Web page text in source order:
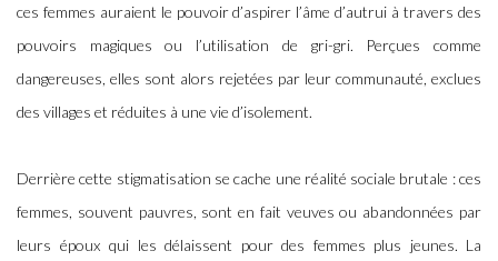
ces femmes auraient le pouvoir d’aspirer l’âme d’autrui à travers des
pouvoirs magiques ou l’utilisation de gri-gri. Perçues comme
dangereuses, elles sont alors rejetées par leur communauté, exclues
des villages et réduites à une vie d’isolement.
Derrière cette stigmatisation se cache une réalité sociale brutale : ces
femmes, souvent pauvres, sont en fait veuves ou abandonnées par
leurs époux qui les délaissent pour des femmes plus jeunes. La